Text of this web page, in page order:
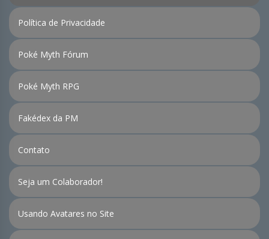
Política de Privacidade
Poké Myth Fórum
Poké Myth RPG
Fakédex da PM
Contato
Seja um Colaborador!
Usando Avatares no Site